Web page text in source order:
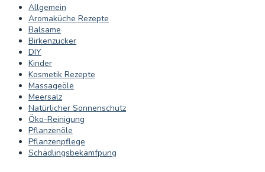
Allgemein
Aromaküche Rezepte
Balsame
Birkenzucker
DIY
Kinder
Kosmetik Rezepte
Massageöle
Meersalz
Natürlicher Sonnenschutz
Öko-Reinigung
Pflanzenöle
Pflanzenpflege
Schädlingsbekämfpung